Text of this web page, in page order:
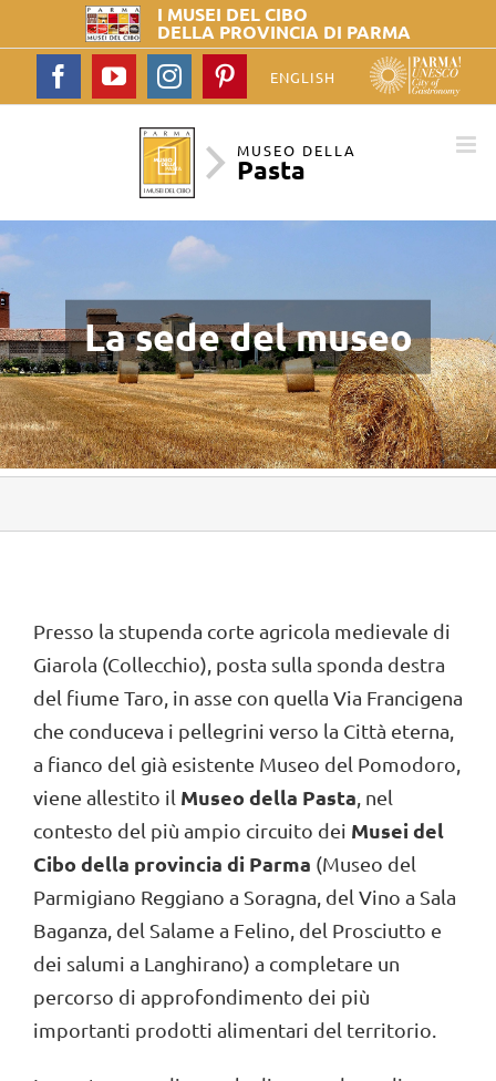
I MUSEI DELCIBO
DELLA PROVINCIA DI PARMA
ENGLISH
FacebookYouTubeInstagramPinterest
MUSEO DELLA
Pasta
La sede del museo
Presso la stupenda corte agricola medievale di
Giarola (Collecchio), posta sulla sponda destra
del fiume Taro, in asse con quella Via Francigena
che conduceva i pellegrini verso la Città eterna,
a fianco del già esistente Museo del Pomodoro,
viene allestito il Museo della Pasta , nel
contesto del più ampio circuito dei Musei del
Cibo della provincia di Parma (Museo del
Parmigiano Reggiano a Soragna, del Vino a Sala
Baganza, del Salame a Felino, del Prosciutto e
dei salumi a Langhirano) a completare un
percorso di approfondimento dei più
importanti prodotti alimentari del territorio.